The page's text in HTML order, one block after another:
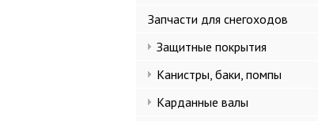
Запчасти для снегоходов
Защитные покрытия
Канистры, баки, помпы
Карданные валы